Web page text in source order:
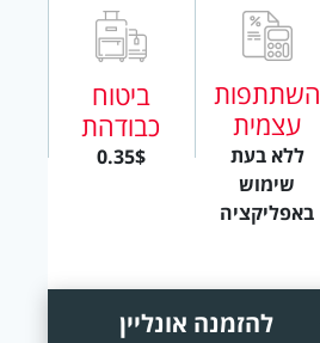
השתתפות
עצמית
ללא בעת
שימוש
באפליקציה
ביטוח
כבודהת
0.35$
להזמנה אונליין